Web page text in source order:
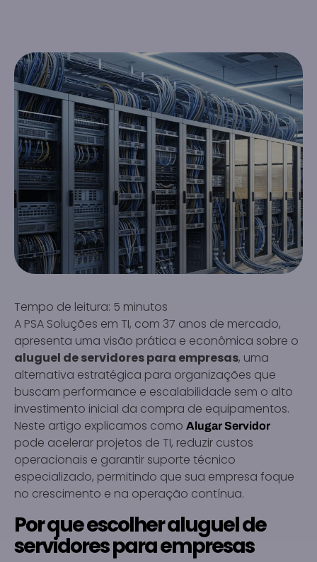
Tempo de leitura: 5 minutos
A PSA Soluções em TI, com 37 anos de mercado,
apresenta uma visão prática e econômica sobre o
aluguel de servidores para empresas, uma
alternativa estratégica para organizações que
buscam performance e escalabilidade sem o alto
investimento inicial da compra de equipamentos.
Neste artigo explicamos como Alugar Servidor
pode acelerar projetos de TI, reduzir custos
operacionais e garantir suporte técnico
especializado, permitindo que sua empresa foque
no crescimento e na operação contínua.
Por que escolher aluguel de
servidores para empresas